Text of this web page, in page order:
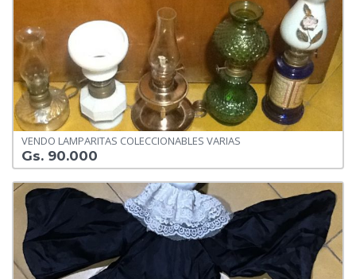
VENDO LAMPARITAS COLECCIONABLES VARIAS
Gs. 90.000